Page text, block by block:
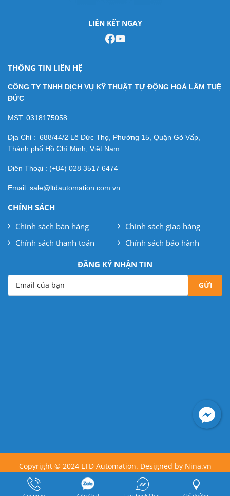
LIÊN KẾT NGAY
THÔNG TIN LIÊN HỆ
CÔNG TY TNHH DỊCH VỤ KỸ THUẬT TỰ ĐỘNG HOÁ LÂM TUỆ
ĐỨC
MST: 0318175058
Địa Chỉ : 688/44/2 Lê Đức Thọ, Phường 15, Quận Gò Vấp,
Thành phố Hồ Chí Minh, Việt Nam.
Điên Thoại : (+84) 028 3517 6474
Email: sale@ltdautomation.com.vn
CHÍNH SÁCH
Chính sách bán hàng
Chính sách giao hàng
Chính sách thanh toán
Chính sách bảo hành
ĐĂNG KÝ NHẬN TIN
Email của bạn
Copyright © 2024 LTD Automation. Designed by Nina.vn
Đang online: 24
Tuần: 38745 Tháng: 47007
Tổng truy cập: